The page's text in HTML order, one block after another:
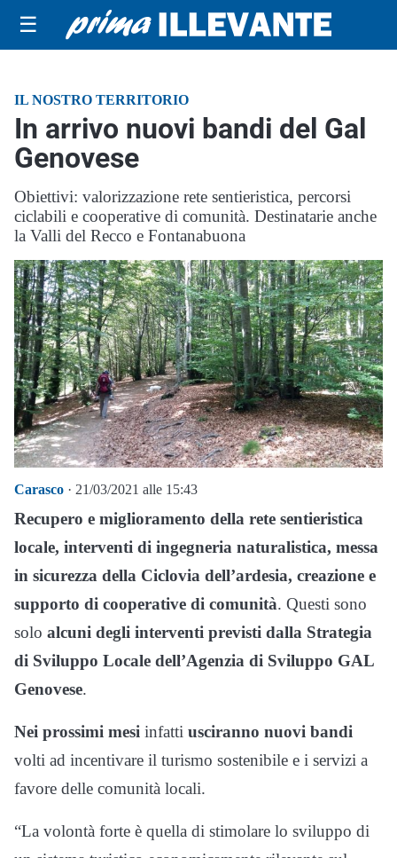
☰
IL NOSTRO TERRITORIO
In arrivo nuovi bandi del Gal
Genovese
Obiettivi: valorizzazione rete sentieristica, percorsi
ciclabili e cooperative di comunità. Destinatarie anche
la Valli del Recco e Fontanabuona
Carasco · 21/03/2021 alle 15:43
Recupero e miglioramento della rete sentieristica
locale, interventi di ingegneria naturalistica, messa
in sicurezza della Ciclovia dell’ardesia, creazione e
supporto di cooperative di comunità. Questi sono
solo alcuni degli interventi previsti dalla Strategia
di Sviluppo Locale dell’Agenzia di Sviluppo GAL
Genovese.
Nei prossimi mesi infatti usciranno nuovi bandi
volti ad incentivare il turismo sostenibile e i servizi a
favore delle comunità locali.
“La volontà forte è quella di stimolare lo sviluppo di